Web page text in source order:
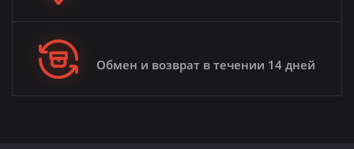
Обмен и возврат в течении 14 дней